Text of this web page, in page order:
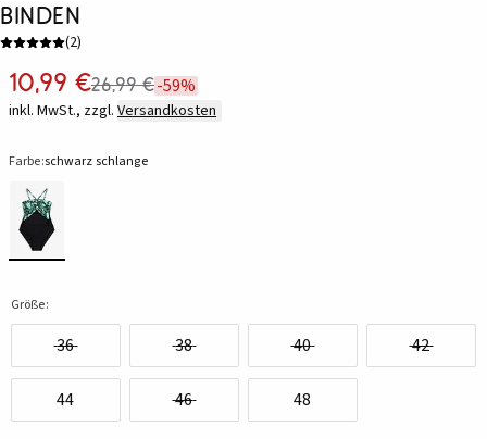
Binden
(2)
10,99 €26,99 €-59%
inkl. MwSt., zzgl. Versandkosten
Farbe:schwarz schlange
Größe:
36 38 40 42
44 46 48